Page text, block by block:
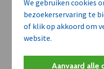
We gebruiken cookies
bezoekerservaring te
of klik op akkoord om
website.
Aanvaard alle